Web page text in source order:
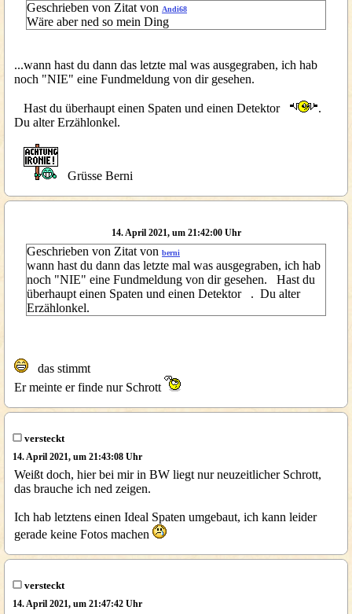
Geschrieben von Zitat von Andi68
Wäre aber ned so mein Ding
...wann hast du dann das letzte mal was ausgegraben, ich hab
noch "NIE" eine Fundmeldung von dir gesehen.
Hast du überhaupt einen Spaten und einen Detektor
.
Du alter Erzählonkel.
Grüsse Berni
14. April 2021, um 21:42:00 Uhr
Geschrieben von Zitat von berni
wann hast du dann das letzte mal was ausgegraben, ich hab
noch "NIE" eine Fundmeldung von dir gesehen. Hast du
überhaupt einen Spaten und einen Detektor . Du alter
Erzählonkel.
das stimmt
Er meinte er finde nur Schrott
versteckt
14. April 2021, um 21:43:08 Uhr
Weißt doch, hier bei mir in BW liegt nur neuzeitlicher Schrott,
das brauche ich ned zeigen.
Ich hab letztens einen Ideal Spaten umgebaut, ich kann leider
gerade keine Fotos machen
versteckt
14. April 2021, um 21:47:42 Uhr